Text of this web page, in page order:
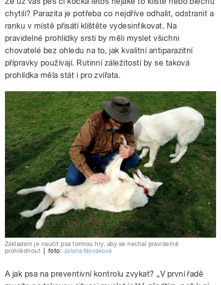
chytili? Parazita je potřeba co nejdříve odhalit, odstranit a
ranku v místě přisátí klíštěte vydesinfikovat. Na
pravidelné prohlídky srsti by měli myslet všichni
chovatelé bez ohledu na to, jak kvalitní antiparazitní
přípravky používají. Rutinní záležitostí by se taková
prohlídka měla stát i pro zvířata.
Základem je naučit psa formou hry, aby se nechal pravidelně
prohlédnout
foto: Jolana Nováková
A jak psa na preventivní kontrolu zvykat? „V první řadě